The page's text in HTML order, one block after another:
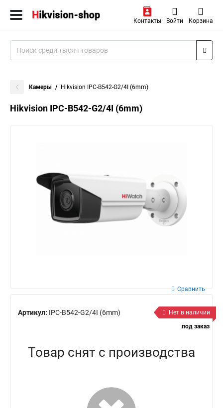
Контакты Войти Корзина
Камеры Hikvision IPC-B542-G2/4I (6mm)
Hikvision IPC-B542-G2/4I (6mm)
Артикул: IPC-B542-G2/4I (6mm)
Сравнить
Нет в наличии
под заказ
Товар снят с производства